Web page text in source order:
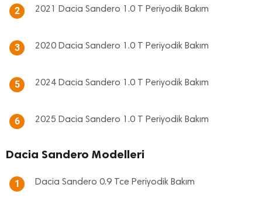
2 2021 Dacia Sandero 1.0 T Periyodik Bakım
3 2020 Dacia Sandero 1.0 T Periyodik Bakım
5 2024 Dacia Sandero 1.0 T Periyodik Bakım
6 2025 Dacia Sandero 1.0 T Periyodik Bakım
Dacia Sandero Modelleri
1 Dacia Sandero 0.9 Tce Periyodik Bakım